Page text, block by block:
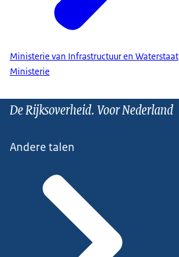
Ministerie van Infrastructuur en Waterstaat
Ministerie
De Rijksoverheid. Voor Nederland
Andere talen